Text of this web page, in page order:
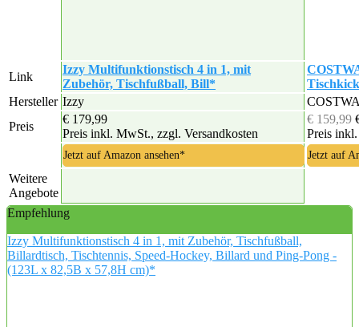
Link
Izzy Multifunktionstisch 4 in 1, mit
Zubehör, Tischfußball, Bill*
Hersteller Izzy
Preis
€ 179,99
Preis inkl. MwSt., zzgl. Versandkosten
€ 159,99
Preis
Jetzt auf Amazon ansehen* Jetzt auf
Weitere
Angebote
Empfehlung
Izzy Multifunktionstisch 4 in 1, mit Zubehör, Tischfußball,
Billardtisch, Tischtennis, Speed-Hockey, Billard und Ping-Pong -
(123L x 82,5B x 57,8H cm)*